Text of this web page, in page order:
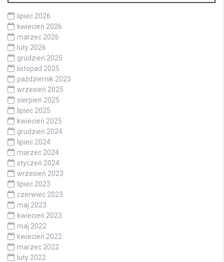
lipiec 2026
kwiecień 2026
marzec 2026
luty 2026
grudzień 2025
listopad 2025
październik 2025
wrzesień 2025
sierpień 2025
lipiec 2025
kwiecień 2025
grudzień 2024
lipiec 2024
marzec 2024
styczeń 2024
wrzesień 2023
lipiec 2023
czerwiec 2023
maj 2023
kwiecień 2023
maj 2022
kwiecień 2022
marzec 2022
luty 2022